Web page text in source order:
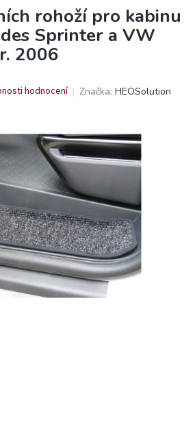
rohoží pro kabinu
Sprinter a VW
2006
hodnocení Značka: HEOSolution